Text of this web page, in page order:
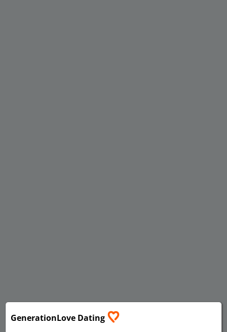
GenerationLove Dating